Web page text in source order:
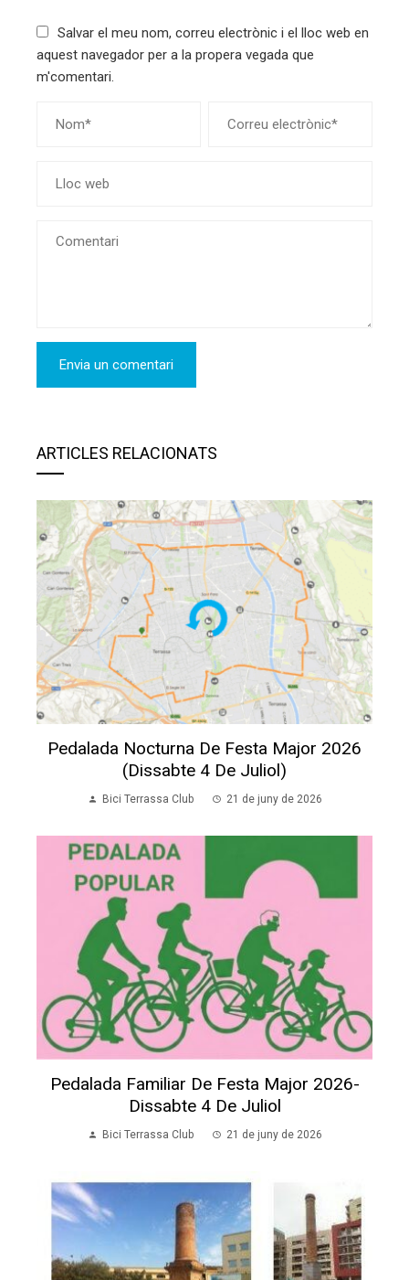
Salvar el meu nom, correu electrònic i el lloc web en
aquest navegador per a la propera vegada que
m'comentari.
ARTICLES RELACIONATS
Pedalada Nocturna De Festa Major 2026
(dissabte 4 De Juliol)
Bici Terrassa Club 21 de juny de 2026
Pedalada Familiar De Festa Major 2026-
Dissabte 4 De Juliol
Bici Terrassa Club 21 de juny de 2026